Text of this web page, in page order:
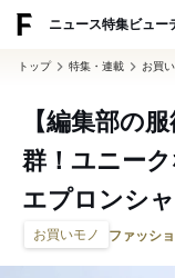
ニュース特集ビュー
トップ 特集・連載 お買
【編集部の
群！ユニー
エプロンシ
お買いモノ ファッシ